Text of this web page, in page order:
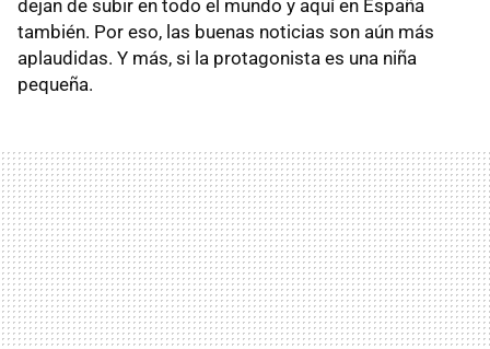
dejan de subir en todo el mundo y aquí en España
también. Por eso, las buenas noticias son aún más
aplaudidas. Y más, si la protagonista es una niña
pequeña.